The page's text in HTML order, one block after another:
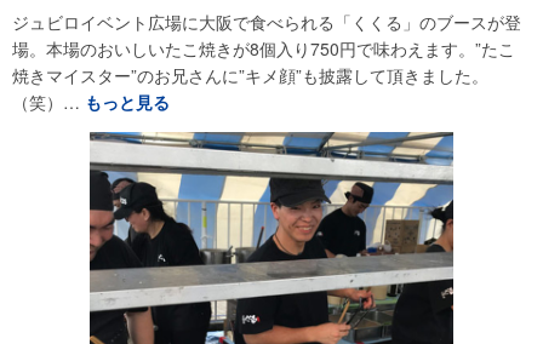
ジュビロイベント広場に大阪で食べられる「くくる」のブースが登
場。本場のおいしいたこ焼きが8個入り750円で味わえます。”たこ
焼きマイスター”のお兄さんに”キメ顔”も披露して頂きました。
（笑）… もっと見る